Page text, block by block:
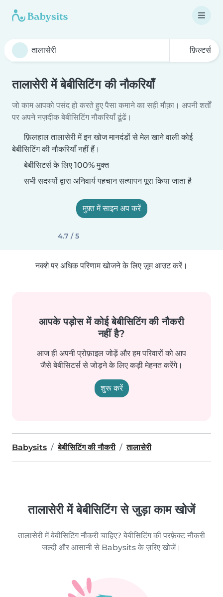
फ़िल्टर्स
तालासेरी में बेबीसिटिंग की नौकरियाँ
जो काम आपको पसंद हो करते हुए पैसा कमाने का सही मौक़ा। अपनी शर्तों
पर अपने नज़दीक बेबीसिटिंग नौकरियाँ ढूंढें।
फ़िलहाल तालासेरी में इन खोज मानदंडों से मेल खाने वाली कोई
बेबीसिटिंग की नौकरियाँ नहीं हैं।
बेबीसिटर्स के लिए 100% मुक्त
सभी सदस्यों द्वारा अनिवार्य पहचान सत्यापन पूरा किया जाता है
मुफ़्त में साइन अप करें
4.7 / 5
नक्शे पर अधिक परिणाम खोजने के लिए ज़ूम आउट करें।
आपके पड़ोस में कोई बेबीसिटिंग की नौकरी
नहीं है?
आज ही अपनी प्रोफ़ाइल जोड़ें और हम परिवारों को आप
जैसे बेबीसिटर्स से जोड़ने के लिए कड़ी मेहनत करेंगे।
शुरू करें
Babysits बेबीसिटिंग की नौकरी तालासेरी
तालासेरी में बेबीसिटिंग से जुड़ा काम खोजें
तालासेरी में बेबीसिटिंग नौकरी चाहिए? बेबीसिटिंग की परफ़ेक्ट नौकरी
जल्दी और आसानी से Babysits के ज़रिए खोजें।